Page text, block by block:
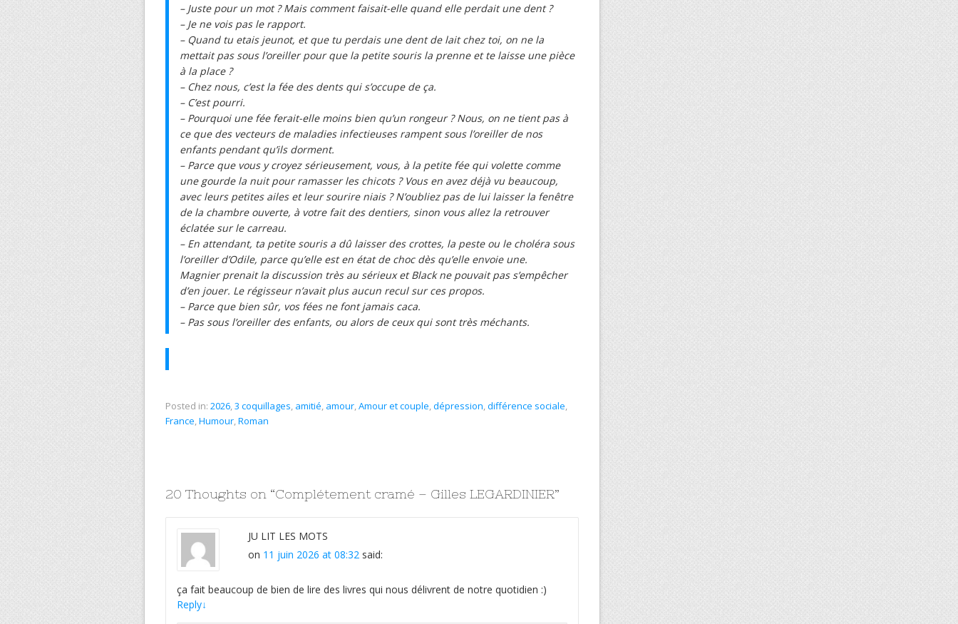
– Juste pour un mot ? Mais comment faisait-elle quand elle perdait une dent ?
– Je ne vois pas le rapport.
– Quand tu etais jeunot, et que tu perdais une dent de lait chez toi, on ne la
mettait pas sous l’oreiller pour que la petite souris la prenne et te laisse une pièce
à la place ?
– Chez nous, c’est la fée des dents qui s’occupe de ça.
– C’est pourri.
– Pourquoi une fée ferait-elle moins bien qu’un rongeur ? Nous, on ne tient pas à
ce que des vecteurs de maladies infectieuses rampent sous l’oreiller de nos
enfants pendant qu’ils dorment.
– Parce que vous y croyez sérieusement, vous, à la petite fée qui volette comme
une gourde la nuit pour ramasser les chicots ? Vous en avez déjà vu beaucoup,
avec leurs petites ailes et leur sourire niais ? N’oubliez pas de lui laisser la fenêtre
de la chambre ouverte, à votre fait des dentiers, sinon vous allez la retrouver
éclatée sur le carreau.
– En attendant, ta petite souris a dû laisser des crottes, la peste ou le choléra sous
l’oreiller d’Odile, parce qu’elle est en état de choc dès qu’elle envoie une.
Magnier prenait la discussion très au sérieux et Black ne pouvait pas s’empêcher
d’en jouer. Le régisseur n’avait plus aucun recul sur ces propos.
– Parce que bien sûr, vos fées ne font jamais caca.
– Pas sous l’oreiller des enfants, ou alors de ceux qui sont très méchants.
Posted in: 2026,3 coquillages, amitié, amour,Amour et couple,dépression,différence sociale,
France,Humour,Roman
20 Thoughts on “Complétement cramé – Gilles LEGARDINIER”
JU LIT LES MOTS
on 11 juin 2026 at 08:32 said:
ça fait beaucoup de bien de lire des livres qui nous délivrent de notre quotidien :)
Reply↓